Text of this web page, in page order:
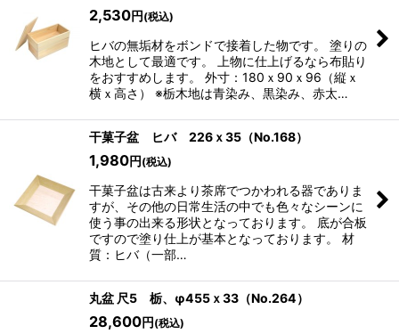
2,530円(税込)
ヒバの無垢材をボンドで接着した物です。 塗りの
木地として最適です。 上物に仕上げるなら布貼り
をおすすめします。 外寸：180ｘ90ｘ96（縦ｘ
横ｘ高さ） ※栃木地は青染み、黒染み、赤太…
干菓子盆 ヒバ 226ｘ35（No.168）
1,980円(税込)
干菓子盆は古来より茶席でつかわれる器でありま
すが、その他の日常生活の中でも色々なシーンに
使う事の出来る形状となっております。 底が合板
ですので塗り仕上が基本となっております。 材
質：ヒバ（一部…
丸盆 尺5 栃、φ455ｘ33（No.264）
28,600円(税込)